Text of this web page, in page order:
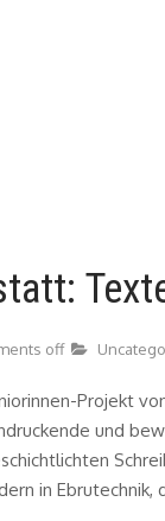
off
Projekt
und
in